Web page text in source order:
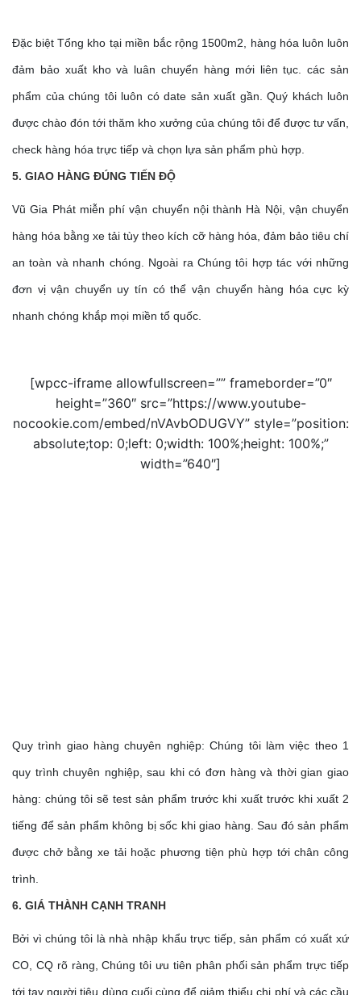
Đặc biệt Tổng kho tại miền bắc rộng 1500m2, hàng hóa luôn luôn
đảm bảo xuất kho và luân chuyển hàng mới liên tục. các sản
phẩm của chúng tôi luôn có date sản xuất gần. Quý khách luôn
được chào đón tới thăm kho xưởng của chúng tôi để được tư vấn,
check hàng hóa trực tiếp và chọn lựa sản phẩm phù hợp.
5. GIAO HÀNG ĐÚNG TIẾN ĐỘ
Vũ Gia Phát miễn phí vận chuyển nội thành Hà Nội, vận chuyển
hàng hóa bằng xe tải tùy theo kích cỡ hàng hóa, đảm bảo tiêu chí
an toàn và nhanh chóng. Ngoài ra Chúng tôi hợp tác với những
đơn vị vận chuyển uy tín có thể vận chuyển hàng hóa cực kỳ
nhanh chóng khắp mọi miền tổ quốc.
[wpcc-iframe allowfullscreen=”” frameborder=”0″
height=”360″ src=”https://www.youtube-
nocookie.com/embed/nVAvbODUGVY” style=”position:
absolute;top: 0;left: 0;width: 100%;height: 100%;”
width=”640″]
Quy trình giao hàng chuyên nghiệp: Chúng tôi làm việc theo 1
quy trình chuyên nghiệp, sau khi có đơn hàng và thời gian giao
hàng: chúng tôi sẽ test sản phẩm trước khi xuất trước khi xuất 2
tiếng để sản phẩm không bị sốc khi giao hàng. Sau đó sản phẩm
được chở bằng xe tải hoặc phương tiện phù hợp tới chân công
trình.
6. GIÁ THÀNH CẠNH TRANH
Bởi vì chúng tôi là nhà nhập khẩu trực tiếp, sản phẩm có xuất xứ
CO, CQ rõ ràng, Chúng tôi ưu tiên phân phối sản phẩm trực tiếp
tới tay người tiêu dùng cuối cùng để giảm thiểu chi phí và các cầu